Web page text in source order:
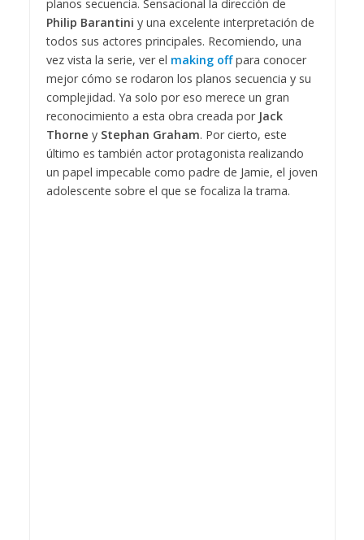
planos secuencia. Sensacional la dirección de
Philip Barantini y una excelente interpretación de
todos sus actores principales. Recomiendo, una
vez vista la serie, ver el making offpara conocer
mejor cómo se rodaron los planos secuencia y su
complejidad. Ya solo por eso merece un gran
reconocimiento a esta obra creada por Jack
Thorne y Stephan Graham. Por cierto, este
último es también actor protagonista realizando
un papel impecable como padre de Jamie, el joven
adolescente sobre el que se focaliza la trama.